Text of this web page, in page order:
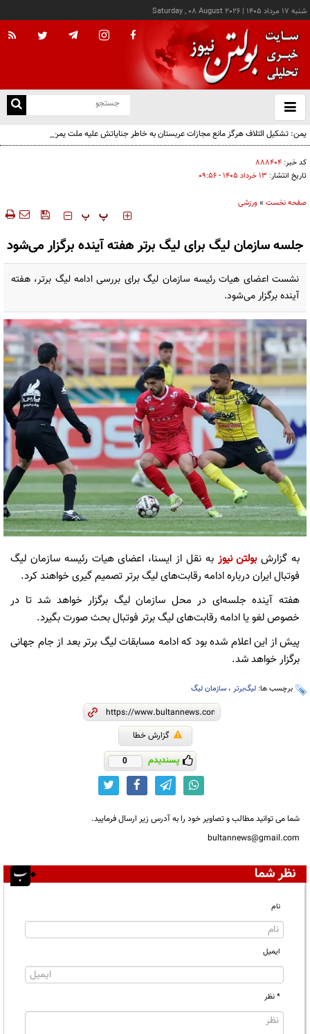
شنبه ۱۷ مرداد ۱۴۰۵ |
Saturday , 08 August 2026
باز
و
یمن: تشکیل ائتلاف هرگز مانع مجازات عربستان به خاطر جنایاتش علیه ملت یمن نخواهد شد
کد خبر: ۸۸۸۴۰۴
تاریخ انتشار: ۱۳ خرداد ۱۴۰۵ - ۰۹:۵۶
صفحه نخست »ورزشی
‍‍‍ پ پ
جلسه سازمان لیگ برای لیگ برتر هفته آینده برگزار می‌شود
نشست اعضای هیات رئیسه سازمان لیگ برای بررسی ادامه لیگ برتر، هفته
آینده برگزار می‌شود.
به گزارشبولتن نیوز به نقل از ایسنا، اعضای هیات رئیسه سازمان لیگ
فوتبال ایران درباره ادامه رقابت‌های لیگ برتر تصمیم گیری خواهند کرد.
هفته آینده جلسه‌ای در محل سازمان لیگ برگزار خواهد شد تا در
خصوص لغو یا ادامه رقابت‌های لیگ برتر فوتبال بحث صورت بگیرد.
پیش از این اعلام شده بود که ادامه مسابقات لیگ برتر بعد از جام جهانی
برگزار خواهد شد.
برچسب ها: لیگ‌برتر ، سازمان لیگ
گزارش خطا
پسندیدم 0
شما می توانید مطالب و تصاویر خود را به آدرس زیر ارسال فرمایید.
bultannews@gmail.com
نظر شما
نام
ایمیل
* نظر